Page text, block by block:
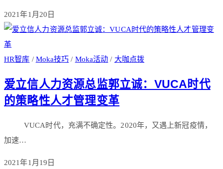
2021年1月20日
HR智库 / Moka技巧 / Moka活动 / 大咖点拨
爱立信人力资源总监郭立诚：VUCA时代
的策略性人才管理变革
VUCA时代，充满不确定性。2020年，又遇上新冠疫情，
加速…
2021年1月19日